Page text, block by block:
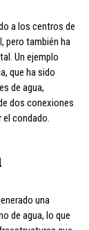
a los centros de
pero también ha
Un ejemplo
que ha sido
de agua,
dos conexiones
condado.
una
de agua, lo que